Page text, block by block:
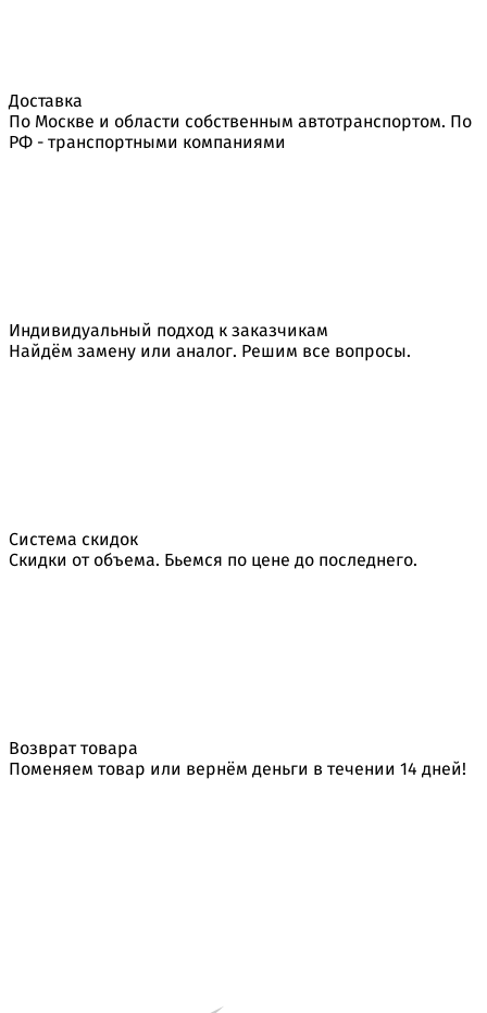
Доставка
По Москве и области собственным автотранспортом. По
РФ - транспортными компаниями
Индивидуальный подход к заказчикам
Найдём замену или аналог. Решим все вопросы.
Система скидок
Скидки от объема. Бьемся по цене до последнего.
Возврат товара
Поменяем товар или вернём деньги в течении 14 дней!